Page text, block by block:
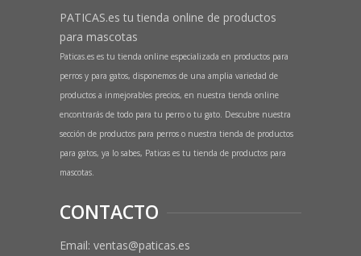
PATICAS.es tu tienda online de productos
para mascotas
Paticas.es es tu tienda online especializada en productos para
perros y para gatos, disponemos de una amplia variedad de
productos a inmejorables precios, en nuestra tienda online
encontrarás de todo para tu perro o tu gato. Descubre nuestra
sección de productos para perros o nuestra tienda de productos
para gatos, ya lo sabes, Paticas es tu tienda de productos para
mascotas.
CONTACTO
Email: ventas@paticas.es